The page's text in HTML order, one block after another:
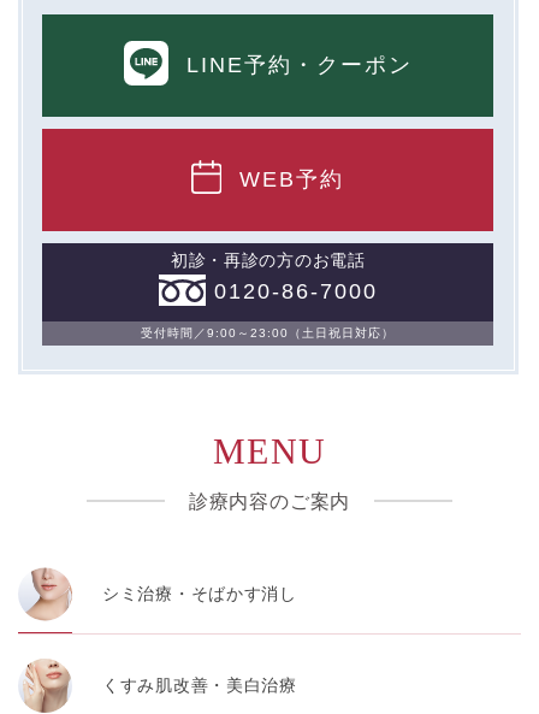
LINE予約 ・クーポン
WEB予約
初診・再診の方のお電話
0120-86-7000
受付時間／9:00～23:00（土日祝日対応）
MENU
診療内容のご案内
シミ治療・そばかす消し
くすみ肌改善・美白治療